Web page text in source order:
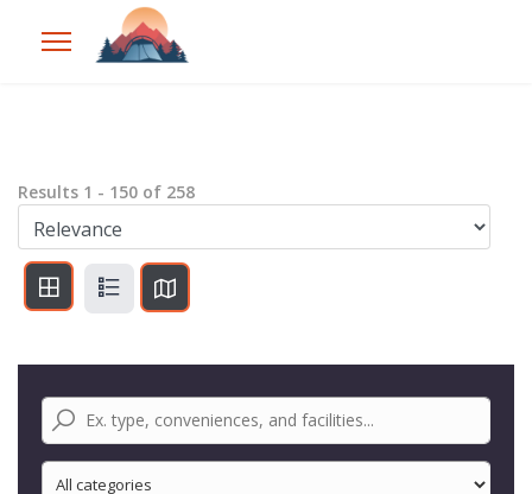
Results 1 - 150 of 258